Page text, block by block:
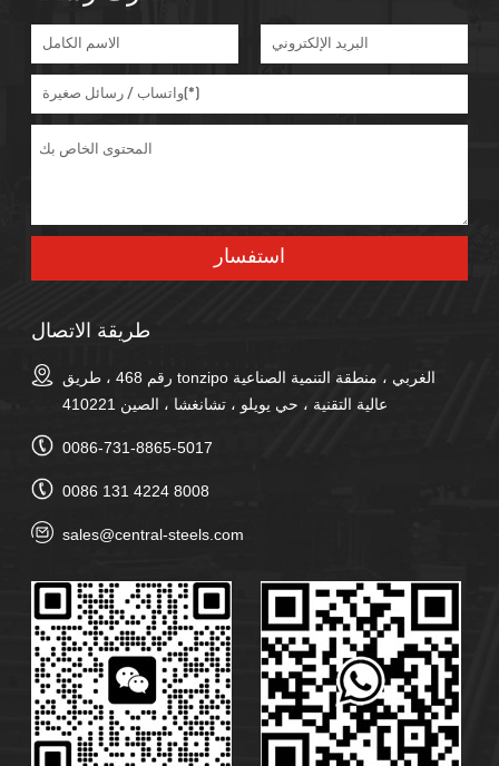
طريقة الاتصال
رقم 468 ، طريق tonzipo الغربي ، منطقة التنمية الصناعية
عالية التقنية ، حي يويلو ، تشانغشا ، الصين 410221
0086-731-8865-5017
0086 131 4224 8008
sales@central-steels.com